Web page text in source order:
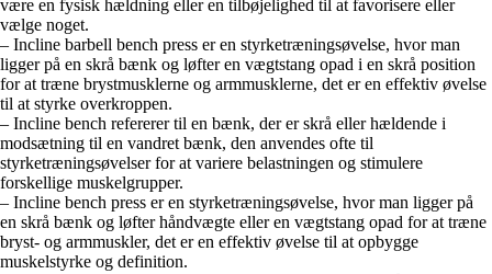
være en fysisk hældning eller en tilbøjelighed til at favorisere eller
vælge noget.
– Incline barbell bench press er en styrketræningsøvelse, hvor man
ligger på en skrå bænk og løfter en vægtstang opad i en skrå position
for at træne brystmusklerne og armmusklerne, det er en effektiv øvelse
til at styrke overkroppen.
– Incline bench refererer til en bænk, der er skrå eller hældende i
modsætning til en vandret bænk, den anvendes ofte til
styrketræningsøvelser for at variere belastningen og stimulere
forskellige muskelgrupper.
– Incline bench press er en styrketræningsøvelse, hvor man ligger på
en skrå bænk og løfter håndvægte eller en vægtstang opad for at træne
bryst- og armmuskler, det er en effektiv øvelse til at opbygge
muskelstyrke og definition.